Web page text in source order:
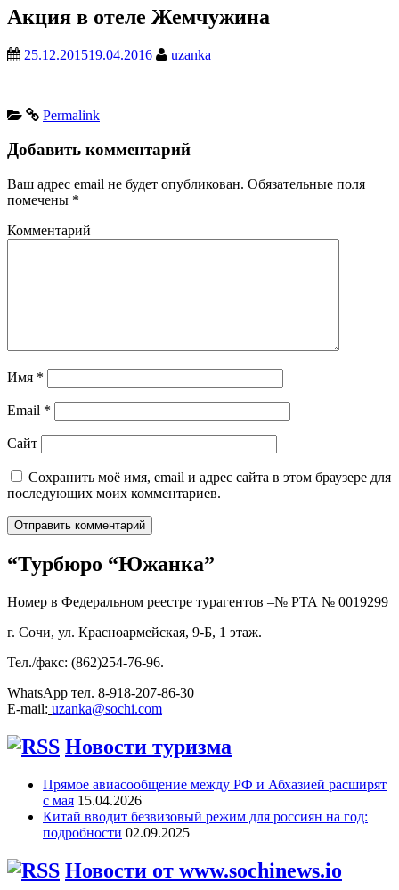
Акция в отеле Жемчужина
25.12.201519.04.2016 uzanka
Permalink
Добавить комментарий
Ваш адрес email не будет опубликован. Обязательные поля
помечены *
Комментарий
Имя *
Email *
Сайт
Сохранить моё имя, email и адрес сайта в этом браузере для
последующих моих комментариев.
“Турбюро “Южанка”
Номер в Федеральном реестре турагентов –№ РТА № 0019299
г. Сочи, ул. Красноармейская, 9-Б, 1 этаж.
Тел./факс: (862)254-76-96.
WhatsApp тел. 8-918-207-86-30
E-mail: uzanka@sochi.com
Новости туризма
Прямое авиасообщение между РФ и Абхазией расширят
с мая 15.04.2026
Китай вводит безвизовый режим для россиян на год:
подробности 02.09.2025
Новости от www.sochinews.io